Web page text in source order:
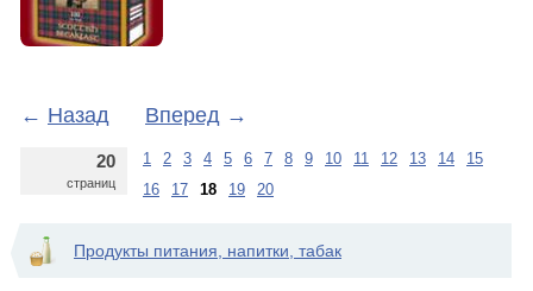
← Назад Вперед →
20
страниц
1 2 3 4 5 6 7 8 9 10 11 12 13 14
15
16
17 18 19 20
Продукты питания, напитки, табак